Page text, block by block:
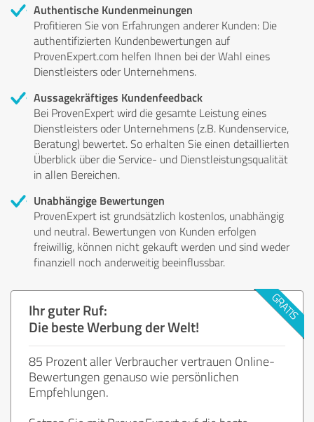
Authentische Kundenmeinungen
Profitieren Sie von Erfahrungen anderer Kunden: Die
authentifizierten Kundenbewertungen auf
ProvenExpert.com helfen Ihnen bei der Wahl eines
Dienstleisters oder Unternehmens.
Aussagekräftiges Kundenfeedback
Bei ProvenExpert wird die gesamte Leistung eines
Dienstleisters oder Unternehmens (z.B. Kundenservice,
Beratung) bewertet. So erhalten Sie einen detaillierten
Überblick über die Service- und Dienstleistungsqualität
in allen Bereichen.
Unabhängige Bewertungen
ProvenExpert ist grundsätzlich kostenlos, unabhängig
und neutral. Bewertungen von Kunden erfolgen
freiwillig, können nicht gekauft werden und sind weder
finanziell noch anderweitig beeinflussbar.
Ihr guter Ruf:
Die beste Werbung der Welt!
85 Prozent aller Verbraucher vertrauen Online-
Bewertungen genauso wie persönlichen
Empfehlungen.